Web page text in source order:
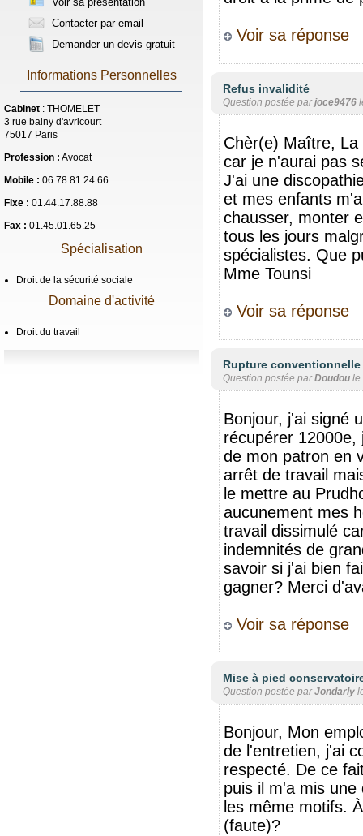
Contacter par email
Demander un devis gratuit
Informations Personnelles
Cabinet : THOMELET
3 rue balny d'avricourt
75017 Paris
Profession : Avocat
Mobile : 06.78.81.24.66
Fixe : 01.44.17.88.88
Fax : 01.45.01.65.25
Spécialisation
Droit de la sécurité sociale
Domaine d'activité
Droit du travail
Voir sa réponse
Refus invalidité
Question postée parjoce9476
Chèr(e) Maître, La
car je n'aurai pas
J'ai une
et mes enfants
chausser, monter
tous les jours
spécialistes. Que
Mme Tounsi
Voir sa réponse
Rupture
Question postée parDoudou le
Bonjour, j'ai signé
récupérer 12000e,
de mon patron en
arrêt de travail
le mettre au
aucunement mes
travail dissimulé
indemnités de
savoir si j'ai bien
gagner? Merci
Voir sa réponse
Mise à pied
Question postée parJondarly
Bonjour, Mon
de l'entretien, j'ai
respecté. De ce
puis il m'a mis
les même motifs.
(faute)?